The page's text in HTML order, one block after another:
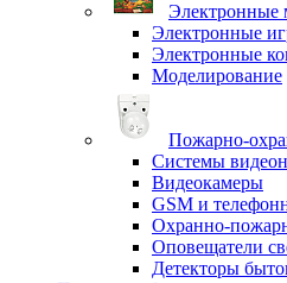
Электронные
Электронные
Электронные
Моделирование
Пожарно-
Системы
Видеокамеры
GSM и
Охранно-
Оповещатели
Детекторы